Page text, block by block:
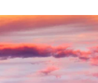
Wizz Air. In questa